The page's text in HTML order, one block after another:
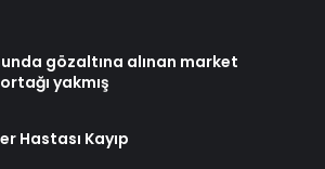
gözaltına alınan market
yakmış
Hastası Kayıp